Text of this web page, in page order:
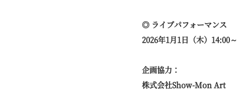
◎ ライブパフォーマンス
2026年1月1日（木）14:00～
企画協力：
株式会社Show-Mon Art